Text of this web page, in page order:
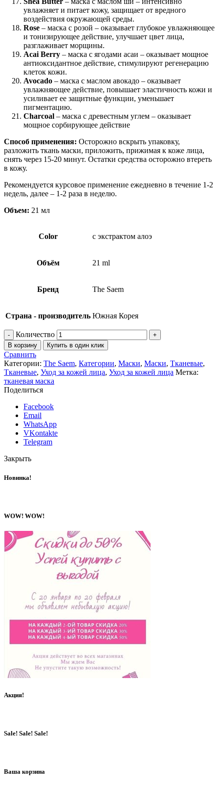
увлажняет и питает кожу, защищает от вредного
воздействия окружающей среды.
Rose – маска с розой – оказывает глубокое увлажняющее
и тонизирующее действие, улучшает цвет лица,
разглаживает морщины.
Acai Berry – маска с ягодами асаи – оказывает мощное
антиоксидантное действие, стимулируют регенерацию
клеток кожи.
Avocado – маска с маслом авокадо – оказывает
увлажняющее действие, повышает эластичность кожи и
усиливает ее защитные функции, уменьшает
пигментацию.
Charcoal – маска с древестным углем – оказывает
мощное сорбирующее действие
Способ применения: Осторожно вскрыть упаковку,
разложить ткань маски, приложить, прижимая к коже лица,
снять через 15-20 минут. Остатки средства осторожно втереть
в кожу.
Рекомендуется курсовое применение ежедневно в течение 1-2
недель, далее – 1-2 раза в неделю.
Объем: 21 мл
Color с экстрактом алоэ
Объём 21 ml
Бренд The Saem
Страна - производитель Южная Корея
Количество
В корзину Купить в один клик
Сравнить
Категории: The Saem, Категории, Маски, Маски, Тканевые,
Тканевые, Уход за кожей лица, Уход за кожей лица Метка:
тканевая маска
Поделиться
Facebook
Email
WhatsApp
VKontakte
Telegram
Закрыть
Новинка!
WOW! WOW!
Акция!
Sale! Sale! Sale!
Ваша корзина